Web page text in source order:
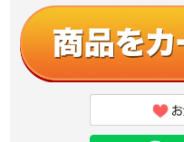
当店でお仏壇・祖霊舎をご購
使用していた古いお仏壇・祖
サービスです。
お焚きあげ供養 ※引き取